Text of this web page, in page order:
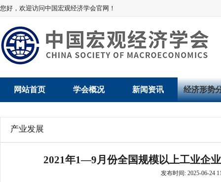
您好，欢迎访问中国宏观经济学会官网！
网站首页 学会概况
学会领导
新闻资讯
学会动态
经济形势
经济运行与
产业发展
2021年1—9月份全国规模以上工业企
发布时间: 2025-06-24